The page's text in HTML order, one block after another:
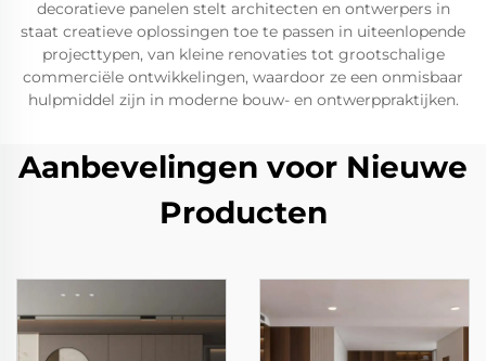
decoratieve panelen stelt architecten en ontwerpers in
staat creatieve oplossingen toe te passen in uiteenlopende
projecttypen, van kleine renovaties tot grootschalige
commerciële ontwikkelingen, waardoor ze een onmisbaar
hulpmiddel zijn in moderne bouw- en ontwerppraktijken.
Aanbevelingen voor Nieuwe
Producten